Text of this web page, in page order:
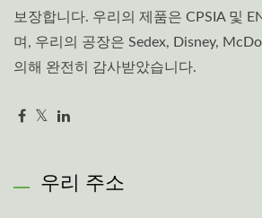
보장합니다. 우리의 제품은 CPSIA 및
며, 우리의 공장은 Sedex, Disney,
의해 완전히 감사받았습니다.
우리 주소